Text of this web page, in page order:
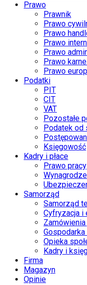
Prawo
Prawnik
Prawo
Prawo
Prawo
Prawo
Prawo
Prawo
Podatki
PIT
CIT
VAT
Pozostałe
Podatek od
Księgowość
Kadry i płace
Prawo pracy
Samorząd
Samorząd
Cyfryzacja i
Gospodarka
Opieka
Kadry i
Firma
Magazyn
Opinie